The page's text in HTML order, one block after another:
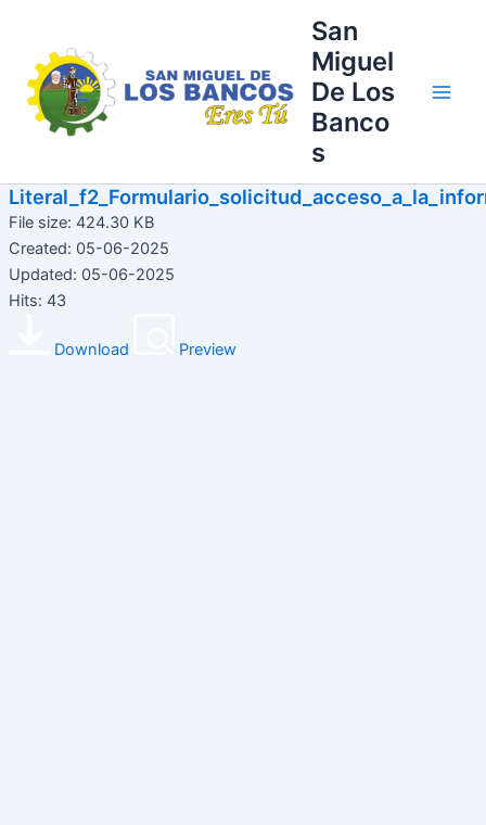
contenido
San
Miguel
De Los
Banco
s
File size: 424.30 KB
Created: 05-06-2025
Updated: 05-06-2025
Hits: 43
Download Preview